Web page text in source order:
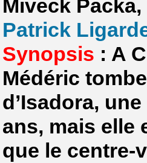
Miveck
Patrick
Synopsis : A
Médéric
d’Isadora,
ans, mais elle
que le centre-